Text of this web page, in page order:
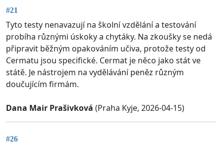
#21
Tyto testy nenavazují na školní vzdělání a testování
probíha různými úskoky a chytáky. Na zkoušky se nedá
připravit běžným opakováním učiva, protože testy od
Cermatu jsou specifické. Cermat je něco jako stát ve
státě. Je nástrojem na vydělávání peněz různým
doučujícím firmám.
Dana Mair Prašivková (Praha Kyje, 2026-04-15)
#26